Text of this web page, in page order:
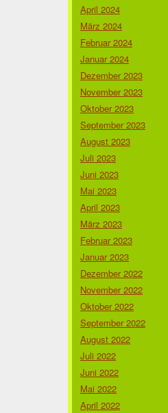
April 2024
März 2024
Februar 2024
Januar 2024
Dezember 2023
November 2023
Oktober 2023
September 2023
August 2023
Juli 2023
Juni 2023
Mai 2023
April 2023
März 2023
Februar 2023
Januar 2023
Dezember 2022
November 2022
Oktober 2022
September 2022
August 2022
Juli 2022
Juni 2022
Mai 2022
April 2022